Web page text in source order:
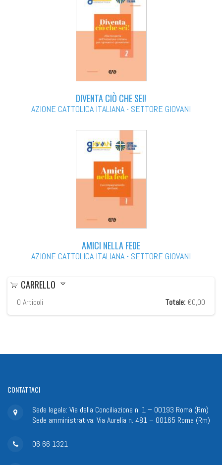
DIVENTA CIÒ CHE SEI!
AZIONE CATTOLICA ITALIANA - SETTORE GIOVANI
AMICI NELLA FEDE
AZIONE CATTOLICA ITALIANA - SETTORE GIOVANI
CARRELLO
0 Articoli Totale: €0,00
CONTATTACI
Sede legale: Via della Conciliazione n. 1 – 00193 Roma (Rm)
Sede amministrativa: Via Aurelia n. 481 – 00165 Roma (Rm)
06 66 1321